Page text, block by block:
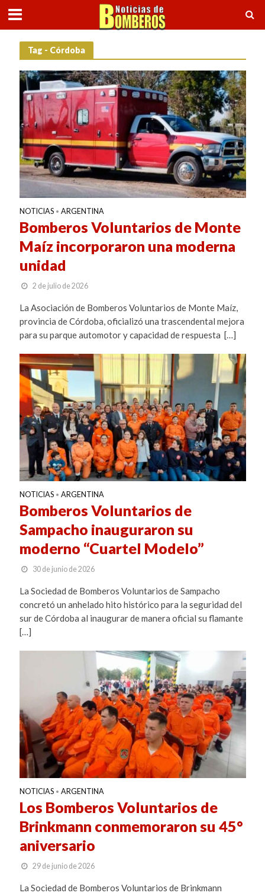
Tag - Córdoba
NOTICIAS • ARGENTINA
Bomberos Voluntarios de Monte
Maíz incorporaron una moderna
unidad
2 de julio de 2026
La Asociación de Bomberos Voluntarios de Monte Maíz,
provincia de Córdoba, oficializó una trascendental mejora
para su parque automotor y capacidad de respuesta […]
NOTICIAS • ARGENTINA
Bomberos Voluntarios de
Sampacho inauguraron su
moderno “Cuartel Modelo”
30 de junio de 2026
La Sociedad de Bomberos Voluntarios de Sampacho
concretó un anhelado hito histórico para la seguridad del
sur de Córdoba al inaugurar de manera oficial su flamante
[…]
NOTICIAS • ARGENTINA
Los Bomberos Voluntarios de
Brinkmann conmemoraron su 45°
aniversario
29 de junio de 2026
La Sociedad de Bomberos Voluntarios de Brinkmann